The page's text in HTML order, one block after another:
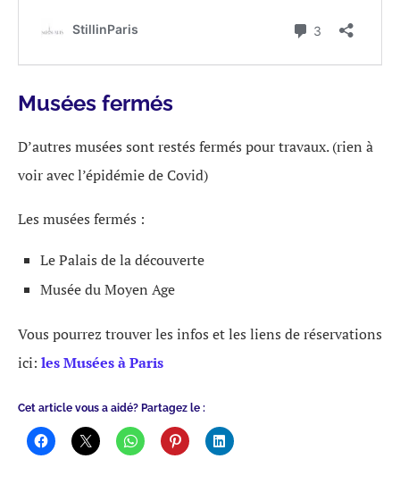
Musées fermés
D’autres musées sont restés fermés pour travaux. (rien à
voir avec l’épidémie de Covid)
Les musées fermés :
Le Palais de la découverte
Musée du Moyen Age
Vous pourrez trouver les infos et les liens de réservations
ici: les Musées à Paris
Cet article vous a aidé? Partagez le :